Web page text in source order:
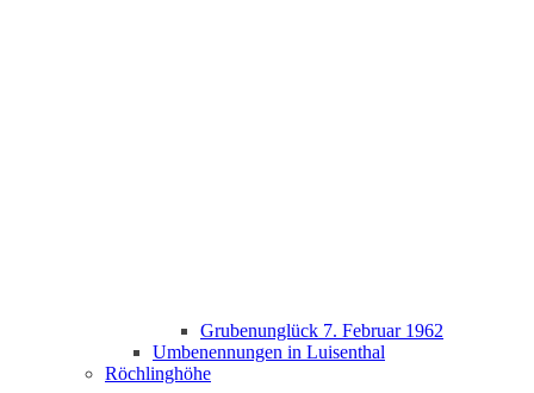
Grubenunglück 7. Februar 1962
Umbenennungen in Luisenthal
Röchlinghöhe